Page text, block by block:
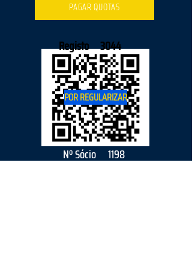
PAGAR QUOTAS
1198
Nº Sócio
Registo 3044
POR REGULARIZAR